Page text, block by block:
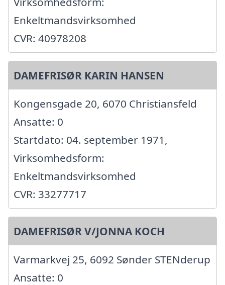
Enkeltmandsvirksomhed
CVR: 40978208
DAMEFRISØR KARIN HANSEN
Kongensgade 20, 6070 Christiansfeld
Ansatte: 0
Startdato: 04. september 1971,
Virksomhedsform:
Enkeltmandsvirksomhed
CVR: 33277717
DAMEFRISØR V/JONNA KOCH
Varmarkvej 25, 6092 Sønder STENderup
Ansatte: 0